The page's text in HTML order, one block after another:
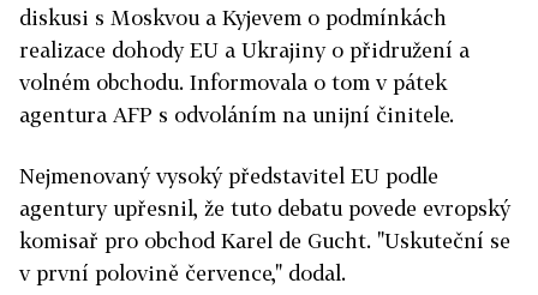
diskusi s Moskvou a Kyjevem o podmínkách
realizace dohody EU a Ukrajiny o přidružení a
volném obchodu. Informovala o tom v pátek
agentura AFP s odvoláním na unijní činitele.
Nejmenovaný vysoký představitel EU podle
agentury upřesnil, že tuto debatu povede evropský
komisař pro obchod Karel de Gucht. "Uskuteční se
v první polovině července," dodal.